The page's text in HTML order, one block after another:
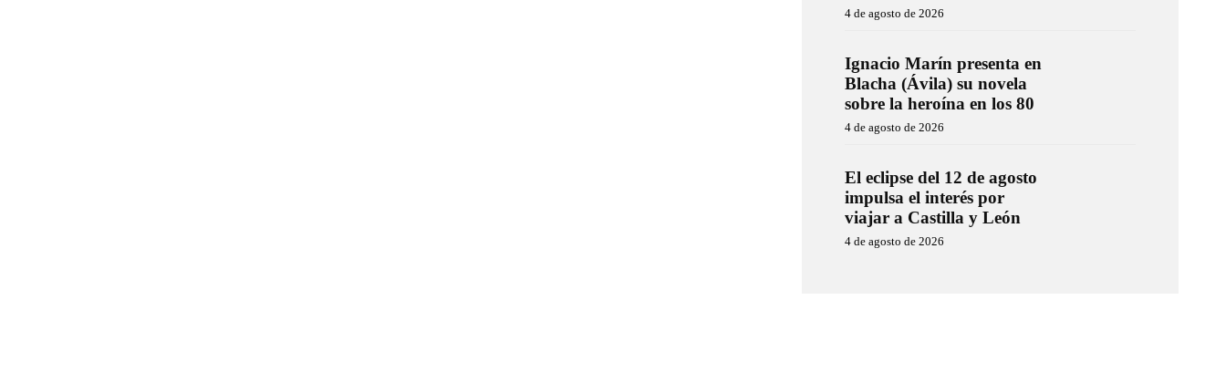
4 de agosto de 2026
Ignacio Marín presenta en
Blacha (Ávila) su novela
sobre la heroína en los 80
4 de agosto de 2026
El eclipse del 12 de agosto
impulsa el interés por
viajar a Castilla y León
4 de agosto de 2026